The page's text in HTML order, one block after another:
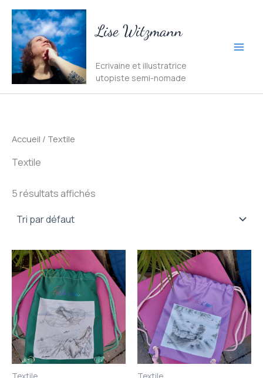
Aller
contenu
Lise Witzmann
Ecrivaine et illustratrice
utopiste semi-nomade
Accueil / Textile
Textile
5 résultats affichés